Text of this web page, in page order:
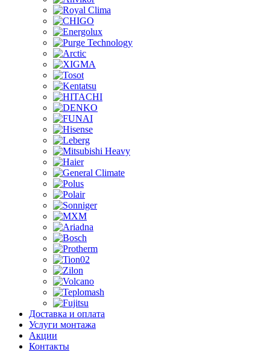
Доставка и оплата
Услуги монтажа
Акции
Контакты